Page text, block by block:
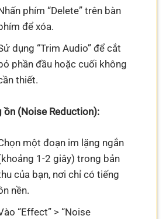
phím “Delete” trên bàn
để xóa.
dụng “Trim Audio” để cắt
phần đầu hoặc cuối không
thiết.
ồn (Noise Reduction):
một đoạn im lặng ngắn
1-2 giây) trong bản
của bạn, nơi chỉ có tiếng
nền.
“Effect” > “Noise